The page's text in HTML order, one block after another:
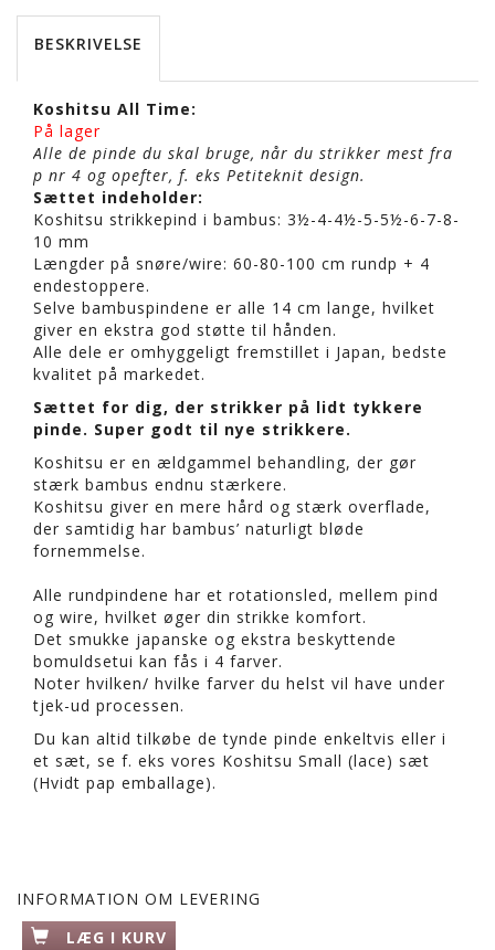
BESKRIVELSE
Koshitsu All Time:
På lager
Alle de pinde du skal bruge, når du strikker mest fra
p nr 4 og opefter, f. eks Petiteknit design.
Sættet indeholder:
Koshitsu strikkepind i bambus: 3½-4-4½-5-5½-6-7-8-
10 mm
Længder på snøre/wire: 60-80-100 cm rundp + 4
endestoppere.
Selve bambuspindene er alle 14 cm lange, hvilket
giver en ekstra god støtte til hånden.
Alle dele er omhyggeligt fremstillet i Japan, bedste
kvalitet på markedet.
Sættet for dig, der strikker på lidt tykkere
pinde. Super godt til nye strikkere.
Koshitsu er en ældgammel behandling, der gør
stærk bambus endnu stærkere.
Koshitsu giver en mere hård og stærk overflade,
der samtidig har bambus’ naturligt bløde
fornemmelse.
Alle rundpindene har et rotationsled, mellem pind
og wire, hvilket øger din strikke komfort.
Det smukke japanske og ekstra beskyttende
bomuldsetui kan fås i 4 farver.
Noter hvilken/ hvilke farver du helst vil have under
tjek-ud processen.
Du kan altid tilkøbe de tynde pinde enkeltvis eller i
et sæt, se f. eks vores Koshitsu Small (lace) sæt
(Hvidt pap emballage).
INFORMATION OM LEVERING
LÆG I KURV